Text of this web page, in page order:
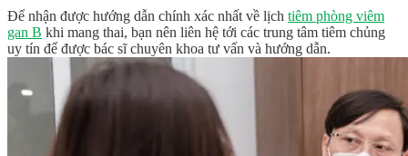
Để nhận được hướng dẫn chính xác nhất về lịch tiêm phòng viêm
gan B khi mang thai, bạn nên liên hệ tới các trung tâm tiêm chủng
uy tín để được bác sĩ chuyên khoa tư vấn và hướng dẫn.